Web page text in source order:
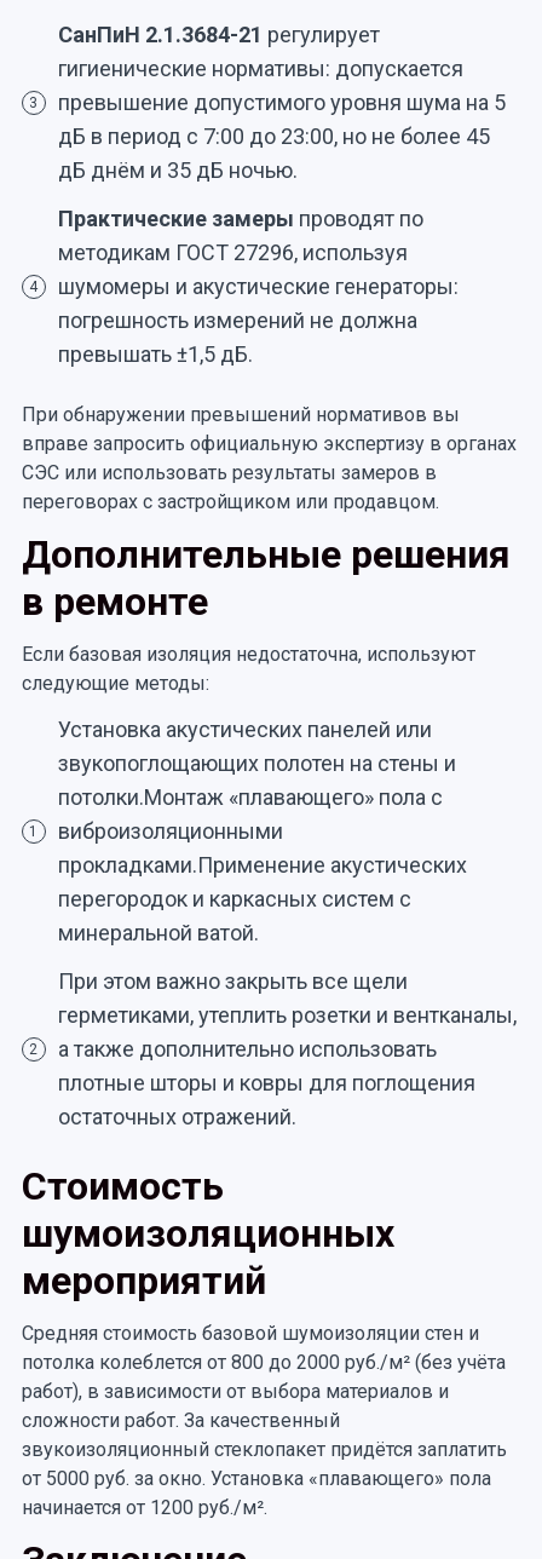
3
СанПиН 2.1.3684-21 регулирует
гигиенические нормативы: допускается
превышение допустимого уровня шума на 5
дБ в период с 7:00 до 23:00, но не более 45
дБ днём и 35 дБ ночью.
4
Практические замеры проводят по
методикам ГОСТ 27296, используя
шумомеры и акустические генераторы:
погрешность измерений не должна
превышать ±1,5 дБ.
При обнаружении превышений нормативов вы
вправе запросить официальную экспертизу в органах
СЭС или использовать результаты замеров в
переговорах с застройщиком или продавцом.
Дополнительные решения
в ремонте
Если базовая изоляция недостаточна, используют
следующие методы:
1
Установка акустических панелей или
звукопоглощающих полотен на стены и
потолки.Монтаж «плавающего» пола с
виброизоляционными
прокладками.Применение акустических
перегородок и каркасных систем с
минеральной ватой.
2
При этом важно закрыть все щели
герметиками, утеплить розетки и вентканалы,
а также дополнительно использовать
плотные шторы и ковры для поглощения
остаточных отражений.
Стоимость
шумоизоляционных
мероприятий
Средняя стоимость базовой шумоизоляции стен и
потолка колеблется от 800 до 2000 руб./м² (без учёта
работ), в зависимости от выбора материалов и
сложности работ. За качественный
звукоизоляционный стеклопакет придётся заплатить
от 5000 руб. за окно. Установка «плавающего» пола
начинается от 1200 руб./м².